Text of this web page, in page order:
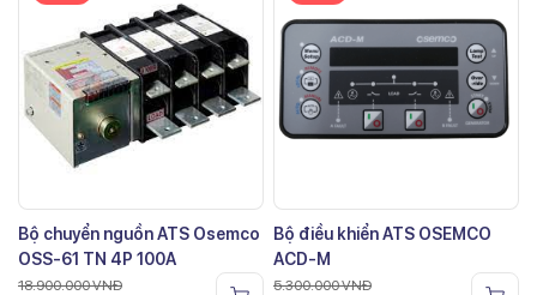
Bộ chuyển nguồn ATS Osemco
OSS-61 TN 4P 100A
18.900.000VNĐ
Bộ điều khiển ATS OSEMCO
ACD-M
5.300.000VNĐ